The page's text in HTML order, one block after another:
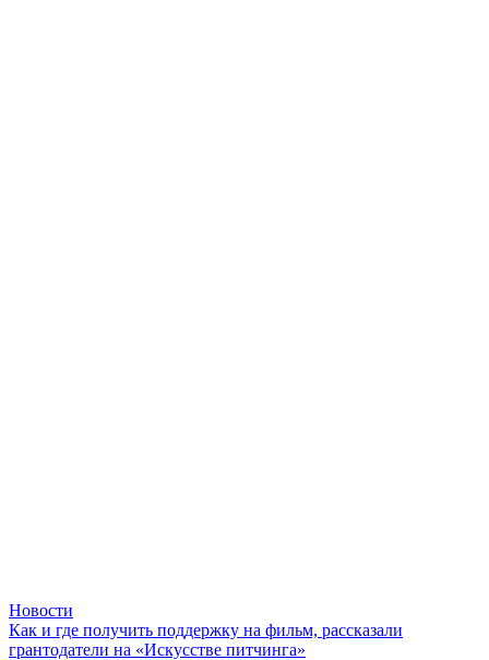
Новости
Как и где получить поддержку на фильм, рассказали
грантодатели на «Искусстве питчинга»